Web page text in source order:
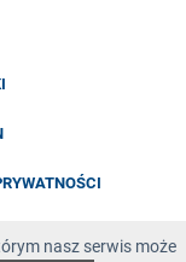
nasz serwis może